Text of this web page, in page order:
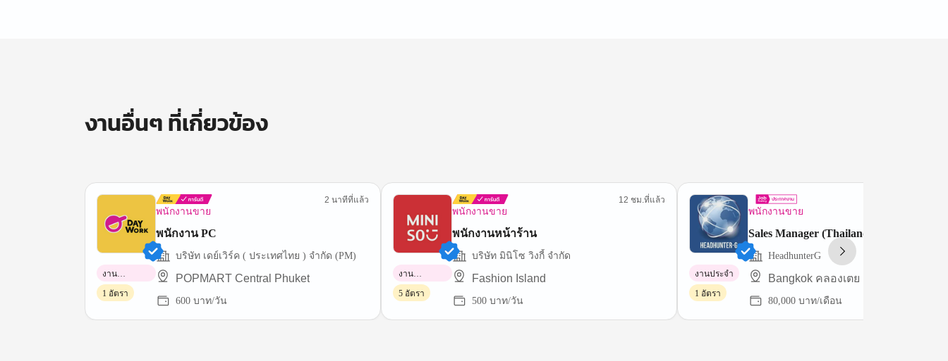
งานอื่นๆ ที่เกี่ยวข้อง
พนักงานขาย
2 นาทีที่แล้ว
พนักงาน PC
บริษัท เดย์เวิร์ค ( ประเทศไทย ) จำกัด (PM)
POPMART Central Phuket
600 บาท/วัน
งาน
พาร์ทไทม์
1 อัตรา
พนักงานขาย
12 ชม.ที่แล้ว
พนักงานหน้าร้าน
บริษัท มินิโซ วิงกี้ จำกัด
Fashion Island
500 บาท/วัน
งาน
พาร์ทไทม์
5 อัตรา
พนักงานขาย
Sales Manager (Thailand)
HeadhunterG
ฺBangkok คลองเตย
80,000 บาท/เดือน
งานประจำ
1 อัตรา